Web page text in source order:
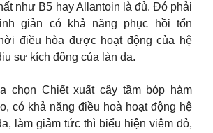
như B5 hay Allantoin là đủ. Đó phải
giản có khả năng phục hồi tổn
điều hòa được hoạt động của hệ
sự kích động của làn da.
chọn Chiết xuất cây tầm bóp hàm
có khả năng điều hoà hoạt động hệ
làm giảm tức thì biểu hiện viêm đỏ,